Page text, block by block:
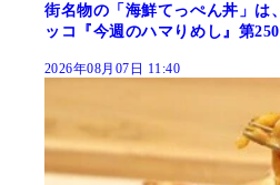
街名物の「海鮮てっぺん丼」は
ッコ『今週のハマりめし』第
2026年08月07日 11:40